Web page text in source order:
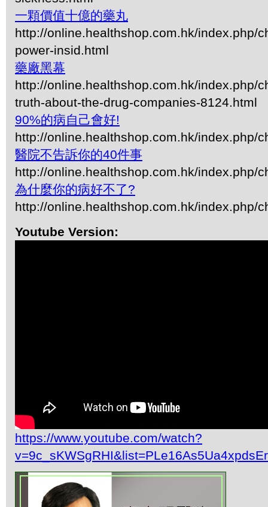
一顆價值十億的藥丸
http://online.healthshop.com.hk/index.php/
power-insid.html
藥廠黑幕
http://online.healthshop.com.hk/index.php/
truth-about-the-drug-companies-8124.html
90%的病自己會好!
http://online.healthshop.com.hk/index.php/
醫院不告訴你的40件事
http://online.healthshop.com.hk/index.php/
為什麼你的病好不了?
http://online.healthshop.com.hk/index.php/
Youtube Version:
https://www.youtube.com/watch?